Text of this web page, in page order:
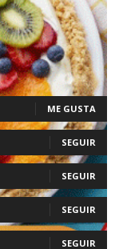
ME GUSTA
SEGUIR
SEGUIR
SEGUIR
SEGUIR